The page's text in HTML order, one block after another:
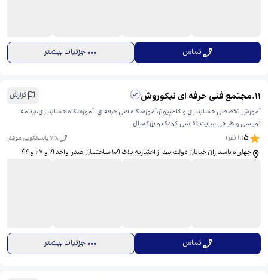
تماس جزئیات بیشتر
11
.مجتمع فنی حرفه ای نیکوروش
گزارش
آموزش تخصصی حسابداری و کامپیوتر،آموزشگاه فنی حرفه‌ای، آموزشگاه حسابداری،برنامه
نویسی و طراحی سایت،نقاشی کودک و بزرگسال
5
(
11 نفر) 71% پاسخگویی موفق
چهارراه پاسداران خیابان دولت بعد از اختیاریه پلاک 109 ساختمان صدرا واحد 19 و 27 و ۴۴
تماس جزئیات بیشتر